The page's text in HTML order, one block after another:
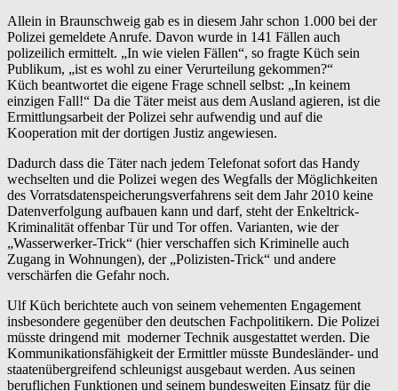
Allein in Braunschweig gab es in diesem Jahr schon 1.000 bei der
Polizei gemeldete Anrufe. Davon wurde in 141 Fällen auch
polizeilich ermittelt. „In wie vielen Fällen“, so fragte Küch sein
Publikum, „ist es wohl zu einer Verurteilung gekommen?“
Küch beantwortet die eigene Frage schnell selbst: „In keinem
einzigen Fall!“ Da die Täter meist aus dem Ausland agieren, ist die
Ermittlungsarbeit der Polizei sehr aufwendig und auf die
Kooperation mit der dortigen Justiz angewiesen.
Dadurch dass die Täter nach jedem Telefonat sofort das Handy
wechselten und die Polizei wegen des Wegfalls der Möglichkeiten
des Vorratsdatenspeicherungsverfahrens seit dem Jahr 2010 keine
Datenverfolgung aufbauen kann und darf, steht der Enkeltrick-
Kriminalität offenbar Tür und Tor offen. Varianten, wie der
„Wasserwerker-Trick“ (hier verschaffen sich Kriminelle auch
Zugang in Wohnungen), der „Polizisten-Trick“ und andere
verschärfen die Gefahr noch.
Ulf Küch berichtete auch von seinem vehementen Engagement
insbesondere gegenüber den deutschen Fachpolitikern. Die Polizei
müsste dringend mit moderner Technik ausgestattet werden. Die
Kommunikationsfähigkeit der Ermittler müsste Bundesländer- und
staatenübergreifend schleunigst ausgebaut werden. Aus seinen
beruflichen Funktionen und seinem bundesweiten Einsatz für die